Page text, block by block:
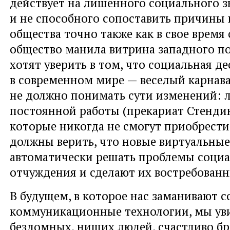
и не способного сопоставить причины
общества точно также как в свое время
общество манила витрина западного
хотят уверить в том, что социальная
в современном мире — веселый
не должно понимать сути
постоянной работы (прекариат
которые никогда не смогут
должны верить, что новые
автоматически решать проблемы
отчуждения и сделают их
В будущем, в которое нас заманивают
коммуникационные технологии, мы
бездомных, нищих людей, счастливо